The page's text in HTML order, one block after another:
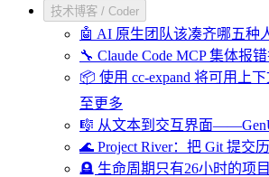
技术博客 / Coder
🤖 AI 原生团队该凑齐哪五种
🔧 Claude Code MCP 集体报
📦 使用 cc-expand 将可用上
至更多
🎼 从文本到交互界面
🌊 Project River：把 Git 提交
🪦 生命周期只有26小时的项目